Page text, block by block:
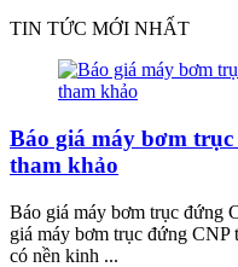
TIN TỨC MỚI NHẤT
Báo giá máy bơm
tham khảo
Báo giá máy bơm trục đứng
giá máy bơm trục đứng
có nền kinh ...